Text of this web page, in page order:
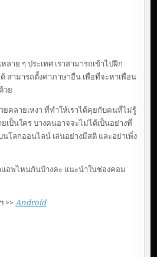
าย ๆ ประเทศ เราสามารถเข้าไปฝึก
สามารถตั้งค่าภาษาอื่น เพื่อที่จะหาเพื่อน
วย
คลายเหงา ที่ทำให้เราได้คุยกับคนที่ไม่รู้
เป็นใคร บางคนอาจจะไม่ได้เป็นอย่างที่
โลกออนไลน์ เล่นอย่างมีสติ และอย่าเพิ่ง
าแอพไหนกันบ้างคะ แนะนำในช่องคอม
>>Android